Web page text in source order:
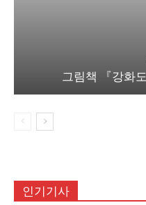
그림책 『강화
인기기사